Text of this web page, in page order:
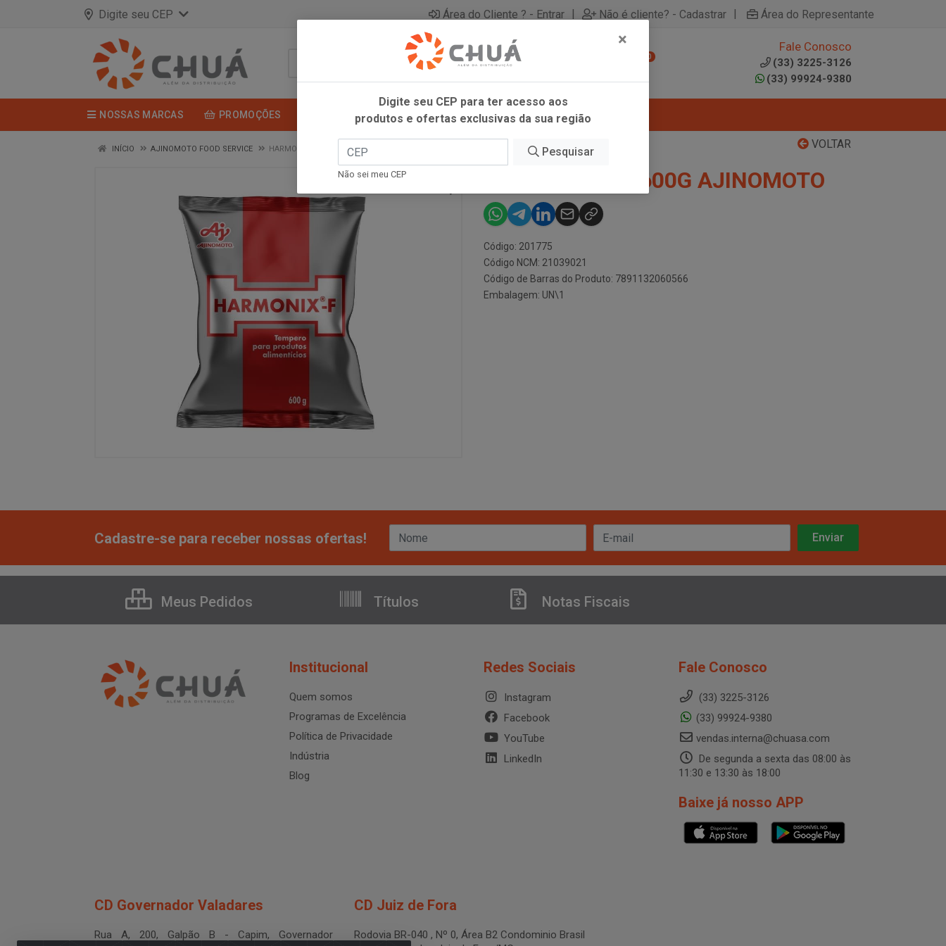
Digite seu CEP Área do Cliente ? - Entrar | Não é cliente? - Cadastrar | Área do Representante
0
Fale Conosco
(33) 3225-3126
(33) 99924-9380
NOSSAS MARCAS PROMOÇÕES
VOLTAR
INÍCIO AJINOMOTO FOOD SERVICE HARMONIX - F 600G AJINOMOTO
HARMONIX - F 600G AJINOMOTO
Código: 201775
Código NCM: 21039021
Código de Barras do Produto: 7891132060566
Embalagem: UN\1
Cadastre-se para receber nossas ofertas!
Meus Pedidos Títulos Notas Fiscais
Institucional
Quem somos
Programas de Excelência
Política de Privacidade
Indústria
Blog
Redes Sociais
Instagram
Facebook
YouTube
LinkedIn
Fale Conosco
(33) 3225-3126
(33) 99924-9380
vendas.interna@chuasa.com
De segunda a sexta das 08:00 às
11:30 e 13:30 às 18:00
Baixe já nosso APP
CD Governador Valadares
Rua A, 200, Galpão B - Capim, Governador
CD Juiz de Fora
Rodovia BR-040 , Nº 0, Área B2 Condominio Brasil
×
Digite seu CEP para ter acesso aos
produtos e ofertas exclusivas da sua região
Pesquisar
Não sei meu CEP